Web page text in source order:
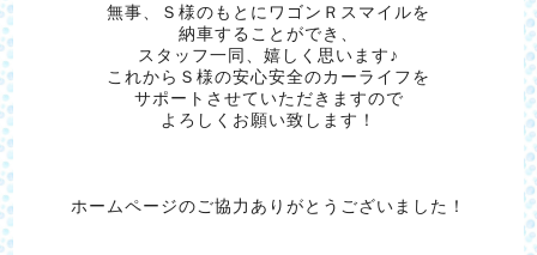
無事、Ｓ様のもとにワゴンＲスマイルを
納車することができ、
スタッフ一同、嬉しく思います♪
これからＳ様の安心安全のカーライフを
サポートさせていただきますので
よろしくお願い致します！
ホームページのご協力ありがとうございました！